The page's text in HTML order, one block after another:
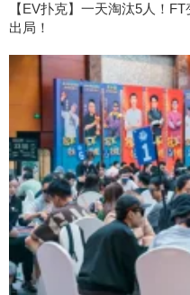
【EV扑克】一天淘汰5人！
出局！